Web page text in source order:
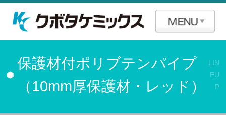
保護材付ポリブテンパイプ
（10mm厚保護材・レッド）
LIN
EU
P